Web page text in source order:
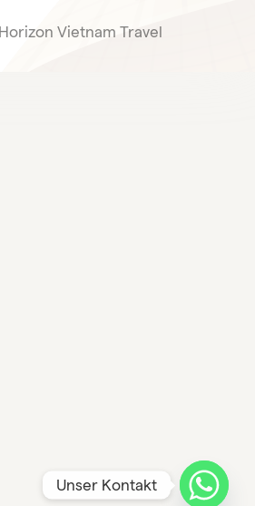
Vietnam Travel
Unser Kontakt